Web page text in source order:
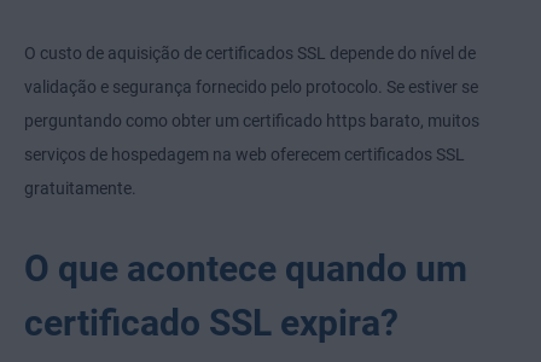
O custo de aquisição de certificados SSL depende do nível de
validação e segurança fornecido pelo protocolo. Se estiver se
perguntando como obter um certificado https barato, muitos
serviços de hospedagem na web oferecem certificados SSL
gratuitamente.
O que acontece quando um
certificado SSL expira?